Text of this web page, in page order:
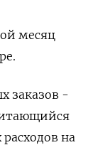
месяц
заказов -
на